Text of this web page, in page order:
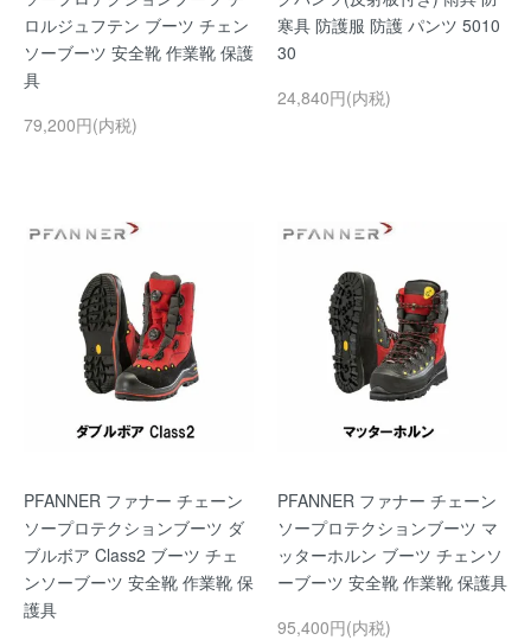
ロルジュフテン ブーツ チェン
ソーブーツ 安全靴 作業靴 保護
具
79,200円(内税)
寒具 防護服 防護 パンツ 5010
30
24,840円(内税)
PFANNER ファナー チェーン
ソープロテクションブーツ ダ
ブルボア Class2 ブーツ チェ
ンソーブーツ 安全靴 作業靴 保
護具
PFANNER ファナー チェーン
ソープロテクションブーツ マ
ッターホルン ブーツ チェンソ
ーブーツ 安全靴 作業靴 保護具
95,400円(内税)